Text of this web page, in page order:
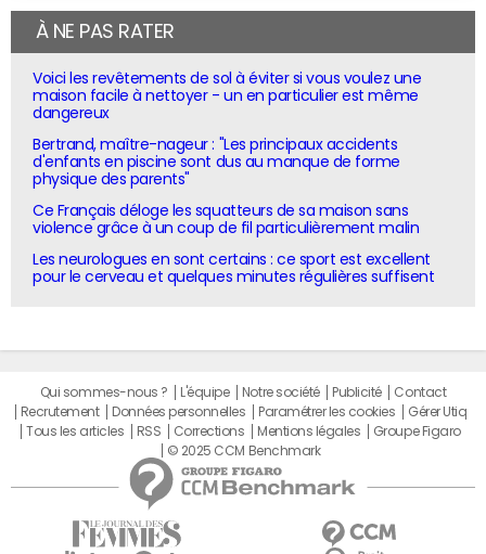
À NE PAS RATER
Voici les revêtements de sol à éviter si vous voulez une
maison facile à nettoyer - un en particulier est même
dangereux
Bertrand, maître-nageur : "Les principaux accidents
d'enfants en piscine sont dus au manque de forme
physique des parents"
Ce Français déloge les squatteurs de sa maison sans
violence grâce à un coup de fil particulièrement malin
Les neurologues en sont certains : ce sport est excellent
pour le cerveau et quelques minutes régulières suffisent
Qui sommes-nous ? L'équipe Notre société Publicité
Contact
Recrutement
Données personnelles Paramétrer les cookies
Gérer Utiq
Tous les articles
RSS Corrections Mentions légales
Groupe Figaro
© 2025 CCM Benchmark